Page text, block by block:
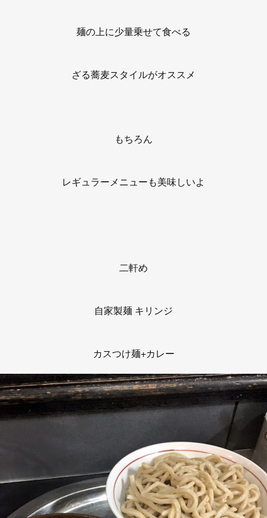
麺の上に少量乗せて食べる
ざる蕎麦スタイルがオススメ
もちろん
レギュラーメニューも美味しいよ
二軒め
自家製麺 キリンジ
カスつけ麺+カレー